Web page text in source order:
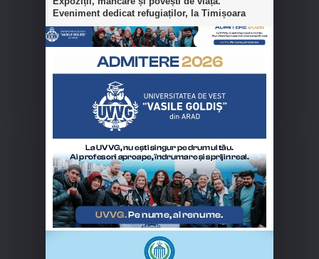
Eveniment dedicat refugiaților, la Timișoara